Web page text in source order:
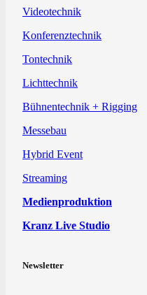
Videotechnik
Konferenztechnik
Tontechnik
Lichttechnik
Bühnentechnik + Rigging
Messebau
Hybrid Event
Streaming
Medienproduktion
Kranz Live Studio
Newsletter